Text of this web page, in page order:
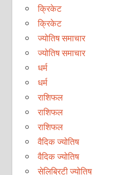
क्रिकेट
क्रिकेट
ज्योतिष समाचार
ज्योतिष समाचार
धर्म
धर्म
राशिफल
राशिफल
राशिफल
वैदिक ज्योतिष
वैदिक ज्योतिष
सेलिब्रिटी ज्योतिष